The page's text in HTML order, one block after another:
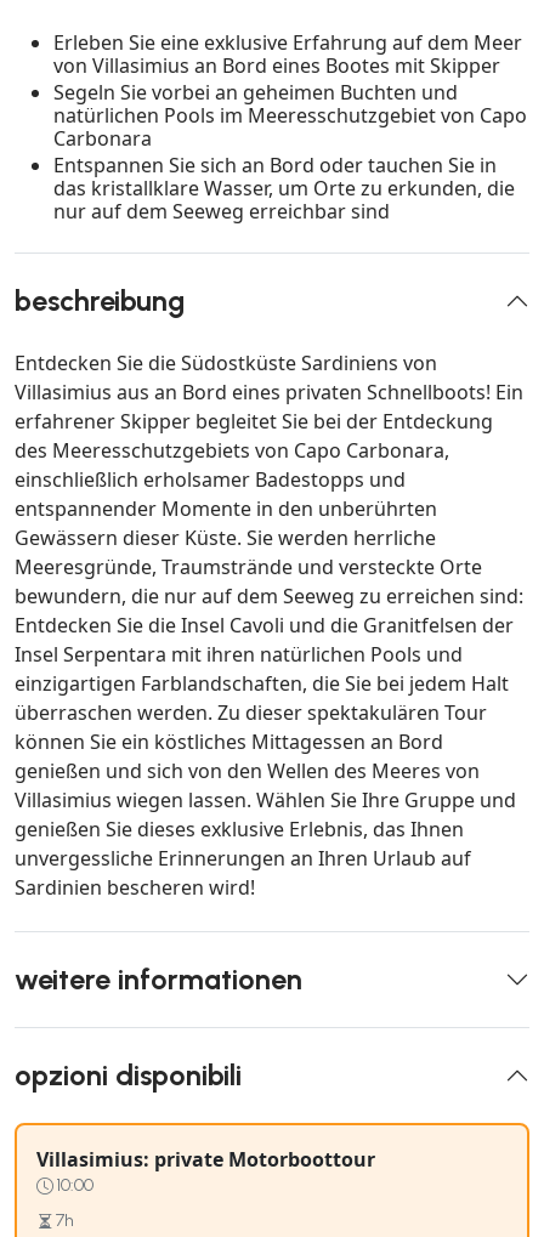
Erleben Sie eine exklusive Erfahrung auf dem Meer
von Villasimius an Bord eines Bootes mit Skipper
Segeln Sie vorbei an geheimen Buchten und
natürlichen Pools im Meeresschutzgebiet von Capo
Carbonara
Entspannen Sie sich an Bord oder tauchen Sie in
das kristallklare Wasser, um Orte zu erkunden, die
nur auf dem Seeweg erreichbar sind
beschreibung
Entdecken Sie die Südostküste Sardiniens von
Villasimius aus an Bord eines privaten Schnellboots! Ein
erfahrener Skipper begleitet Sie bei der Entdeckung
des Meeresschutzgebiets von Capo Carbonara,
einschließlich erholsamer Badestopps und
entspannender Momente in den unberührten
Gewässern dieser Küste. Sie werden herrliche
Meeresgründe, Traumstrände und versteckte Orte
bewundern, die nur auf dem Seeweg zu erreichen sind:
Entdecken Sie die Insel Cavoli und die Granitfelsen der
Insel Serpentara mit ihren natürlichen Pools und
einzigartigen Farblandschaften, die Sie bei jedem Halt
überraschen werden. Zu dieser spektakulären Tour
können Sie ein köstliches Mittagessen an Bord
genießen und sich von den Wellen des Meeres von
Villasimius wiegen lassen. Wählen Sie Ihre Gruppe und
genießen Sie dieses exklusive Erlebnis, das Ihnen
unvergessliche Erinnerungen an Ihren Urlaub auf
Sardinien bescheren wird!
weitere informationen
opzioni disponibili
Villasimius: private Motorboottour
10:00
7h